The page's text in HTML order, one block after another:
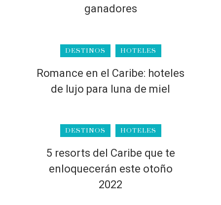
ganadores
DESTINOS HOTELES
Romance en el Caribe: hoteles
de lujo para luna de miel
DESTINOS HOTELES
5 resorts del Caribe que te
enloquecerán este otoño
2022